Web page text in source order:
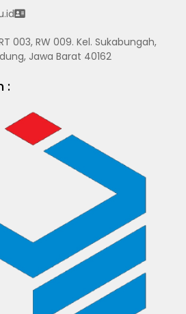
003, RW 009. Kel. Sukabungah,
Jawa Barat 40162
: